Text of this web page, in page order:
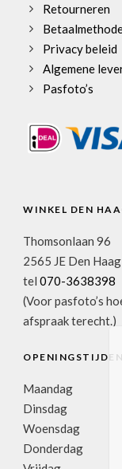
Retourneren
Privacy beleid
Algemene
Pasfoto’s
WINKEL DEN
Thomsonlaan 96
2565 JE Den Haag
tel 070-3638398
(Voor pasfoto’s
afspraak terecht.)
OPENINGSTIJDEN
Maandag
Dinsdag
Woensdag
Donderdag